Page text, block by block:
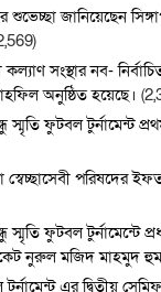
জানিয়েছেন
সংস্থার নব-
অনুষ্ঠিত হয়েছে।
স্মৃতি ফুটবল টুর্নামেন্ট
পরিষদের
স্মৃতি ফুটবল টুর্নামেন্টে
নুরুল মজিদ মাহমুদ
এর দ্বিতীয়